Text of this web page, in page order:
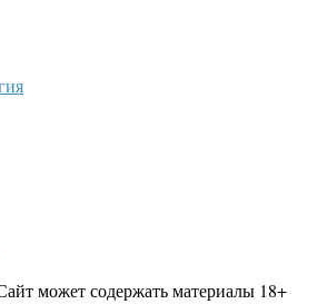
может содержать материалы 18+